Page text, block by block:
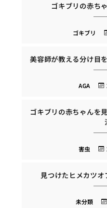
ゴキブリの赤ち
ゴキブリ
美容師が教える分け目
AGA
ゴキブリの赤ちゃんを
害虫
見つけたヒメカツ
未分類